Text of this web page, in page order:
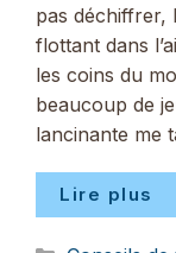
pas déchiffrer,
flottant dans
les coins du
beaucoup de
lancinante me
Lire plus